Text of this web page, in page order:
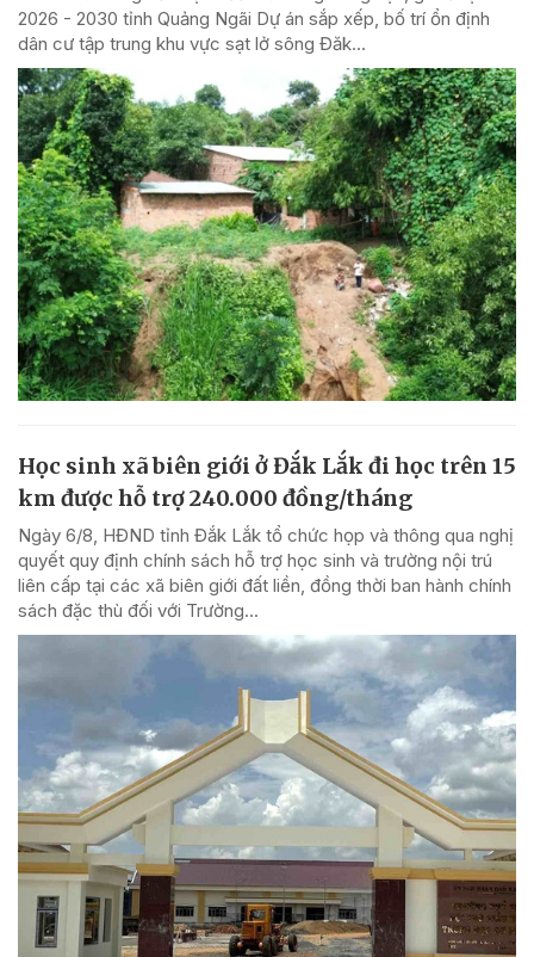
2026 - 2030 tỉnh Quảng Ngãi Dự án sắp xếp, bố trí ổn định
dân cư tập trung khu vực sạt lở sông Đăk...
Học sinh xã biên giới ở Đắk Lắk đi học trên 15
km được hỗ trợ 240.000 đồng/tháng
Ngày 6/8, HĐND tỉnh Đắk Lắk tổ chức họp và thông qua nghị
quyết quy định chính sách hỗ trợ học sinh và trường nội trú
liên cấp tại các xã biên giới đất liền, đồng thời ban hành chính
sách đặc thù đối với Trường...